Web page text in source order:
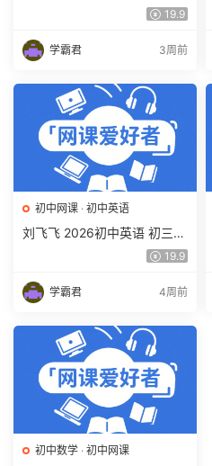
培训班 秋上秋下·全国版·S 百
19.9
学霸君 3周前
初中网课 · 初中英语
刘飞飞 2026初中英语 初三英
语培训班（秋上秋下·全国版·
19.9
学霸君 4周前
初中数学 · 初中网课